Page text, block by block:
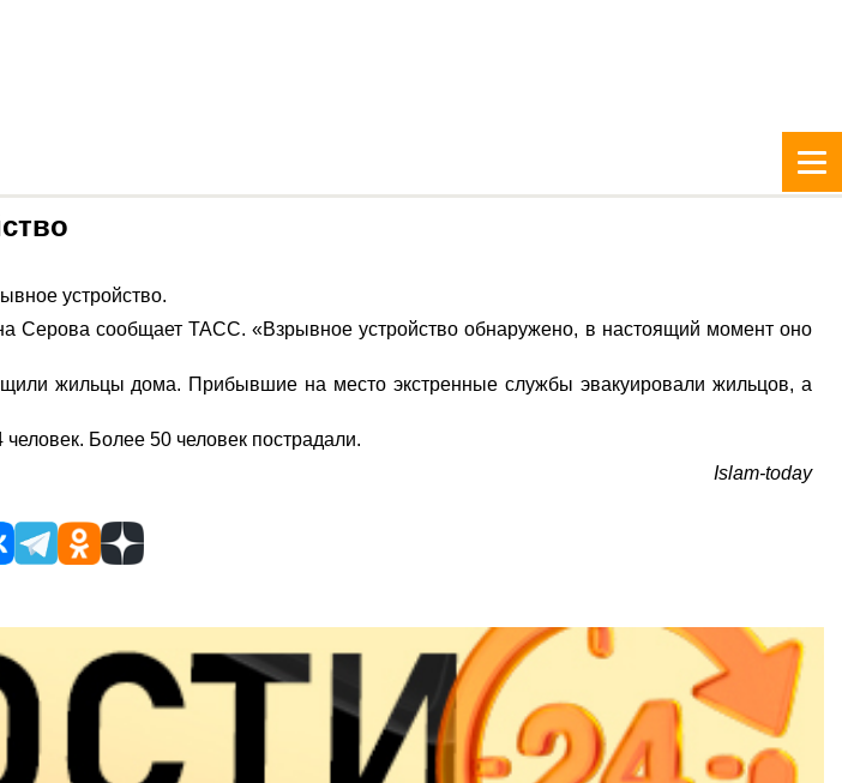
устройство.
Серова сообщает ТАСС. «Взрывное устройство обнаружено, в настоящий момент оно
жильцы дома. Прибывшие на место экстренные службы эвакуировали жильцов, а
Более 50 человек пострадали.
Islam-today